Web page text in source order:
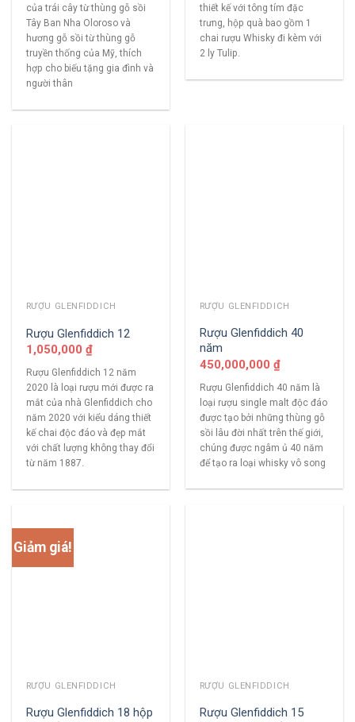
của trái cây từ thùng gỗ sồi
Tây Ban Nha Oloroso và
hương gỗ sồi từ thùng gỗ
truyền thống của Mỹ, thích
hợp cho biếu tặng gia đình và
người thân
thiết kế với tông tím đặc
trưng, hộp quà bao gồm 1
chai rượu Whisky đi kèm với
2 ly Tulip.
RƯỢU GLENFIDDICH
Rượu Glenfiddich 12
1,050,000 ₫
Rượu Glenfiddich 12 năm
2020 là loại rượu mới được ra
mắt của nhà Glenfiddich cho
năm 2020 với kiểu dáng thiết
kế chai độc đáo và đẹp mắt
với chất lượng không thay đổi
từ năm 1887.
RƯỢU GLENFIDDICH
Rượu Glenfiddich 40
năm
450,000,000 ₫
Rượu Glenfiddich 40 năm là
loại rượu single malt độc đáo
được tạo bởi những thùng gỗ
sồi lâu đời nhất trên thế giới,
chúng được ngâm ủ 40 năm
để tạo ra loại whisky vô song
Giảm giá!
RƯỢU GLENFIDDICH
Rượu Glenfiddich 18 hộp
RƯỢU GLENFIDDICH
Rượu Glenfiddich 15